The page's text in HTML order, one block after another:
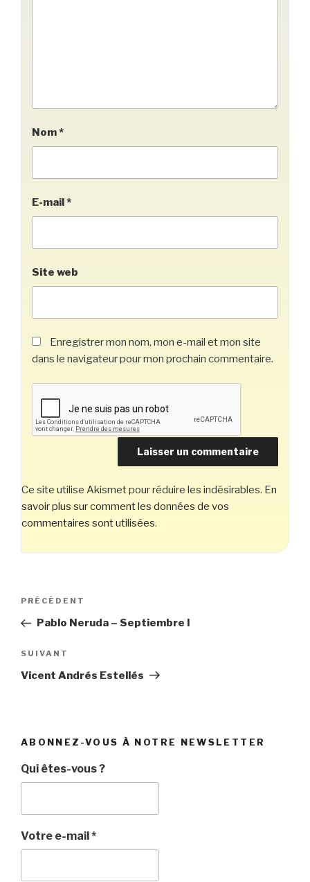
Nom*
E-mail*
Site web
Enregistrer mon nom, mon e-mail et mon site
dans le navigateur pour mon prochain commentaire.
Ce site utilise Akismet pour réduire les indésirables. En
savoir plus sur comment les données de vos
commentaires sont utilisées.
Navigation
l’article
Article
précédent
PRÉCÉDENT
Pablo Neruda – Septiembre I
Article
suivant
SUIVANT
Vicent Andrés Estellés
ABONNEZ-VOUS À NOTRE NEWSLETTER
Qui êtes-vous ?
Votre e-mail*